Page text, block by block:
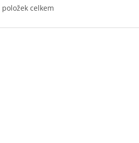
O
l
položek celkem